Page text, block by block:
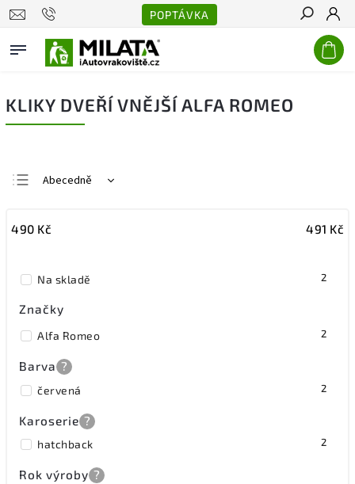
POPTÁVKA
Hledat
KLIKY DVEŘÍ VNĚJŠÍ ALFA ROMEO
Abecedně
Nejdražší
490 Kč 491 Kč
Na skladě 2
Značky
Alfa Romeo 2
Barva ?
červená 2
Karoserie ?
hatchback 2
Rok výroby ?